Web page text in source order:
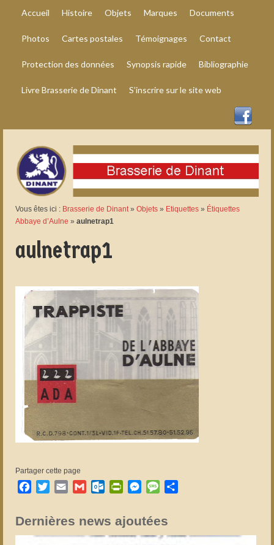
Accueil Histoire Objets Marques Documents
Photos Cartes postales Témoignages Contact
Protection des données Synopsis rapide Bibliographie
Livre Brasserie de Dinant S’inscrire sur le site web
Vous êtes ici : Brasserie de Dinant» Objets » Etiquettes » Étiquettes
Abbaye d’Aulne » aulnetrap1
aulnetrap1
Partager cette page
Facebook
TwitterEmail GmailOutlook.com
PrintFriendly
Messenger
Message
Dernières news ajoutées